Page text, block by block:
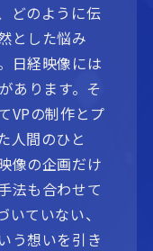
どのように伝
とした悩み
日経映像には
あります。そ
VPの制作とプ
人間のひと
像の企画だけ
法も合わせて
ていない、
う想いを引き